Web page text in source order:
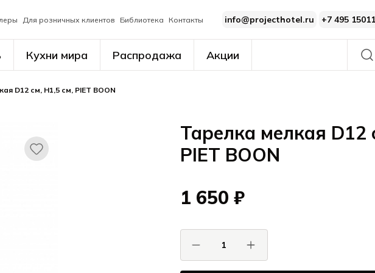
Для розничных клиентов Библиотека Контакты info@projecthotel.ru +7 495
Кухни мира Распродажа Акции
D12 см, H1,5 см, PIET BOON
Тарелка мелкая D12
PIET BOON
1 650 ₽